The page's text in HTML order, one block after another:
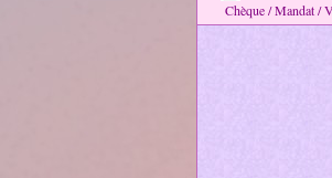
Chèque / Mandat /